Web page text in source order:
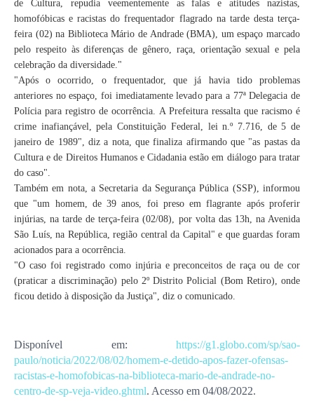
de Cultura, repudia veementemente as falas e atitudes nazistas,
homofóbicas e racistas do frequentador flagrado na tarde desta terça-
feira (02) na Biblioteca Mário de Andrade (BMA), um espaço marcado
pelo respeito às diferenças de gênero, raça, orientação sexual e pela
celebração da diversidade."
"Após o ocorrido, o frequentador, que já havia tido problemas
anteriores no espaço, foi imediatamente levado para a 77ª Delegacia de
Polícia para registro de ocorrência. A Prefeitura ressalta que racismo é
crime inafiançável, pela Constituição Federal, lei n.º 7.716, de 5 de
janeiro de 1989", diz a nota, que finaliza afirmando que "as pastas da
Cultura e de Direitos Humanos e Cidadania estão em diálogo para tratar
do caso".
Também em nota, a Secretaria da Segurança Pública (SSP), informou
que "um homem, de 39 anos, foi preso em flagrante após proferir
injúrias, na tarde de terça-feira (02/08), por volta das 13h, na Avenida
São Luís, na República, região central da Capital" e que guardas foram
acionados para a ocorrência.
"O caso foi registrado como injúria e preconceitos de raça ou de cor
(praticar a discriminação) pelo 2º Distrito Policial (Bom Retiro), onde
ficou detido à disposição da Justiça", diz o comunicado.
Disponível em: https://g1.globo.com/sp/sao-
paulo/noticia/2022/08/02/homem-e-detido-apos-fazer-ofensas-
racistas-e-homofobicas-na-biblioteca-mario-de-andrade-no-
centro-de-sp-veja-video.ghtml. Acesso em 04/08/2022.